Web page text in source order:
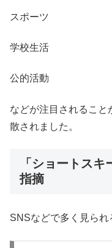
スポーツ
学校生活
公的活動
などが注目されるこ
散されました。
「ショートス
指摘
SNSなどで多く見られ